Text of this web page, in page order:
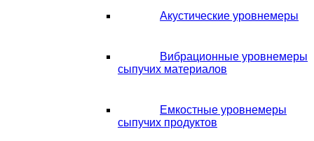
Акустические уровнемеры
Вибрационные уровнемеры
сыпучих материалов
Емкостные уровнемеры
сыпучих продуктов